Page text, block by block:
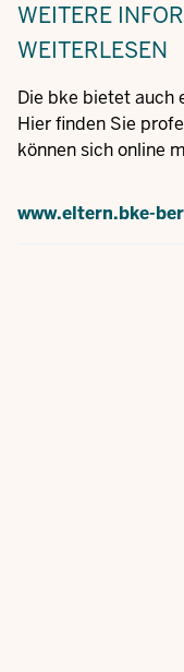
WEITERE
WEITERLESEN
Die bke bietet auch
Hier finden Sie
können sich online
www.eltern.bke-